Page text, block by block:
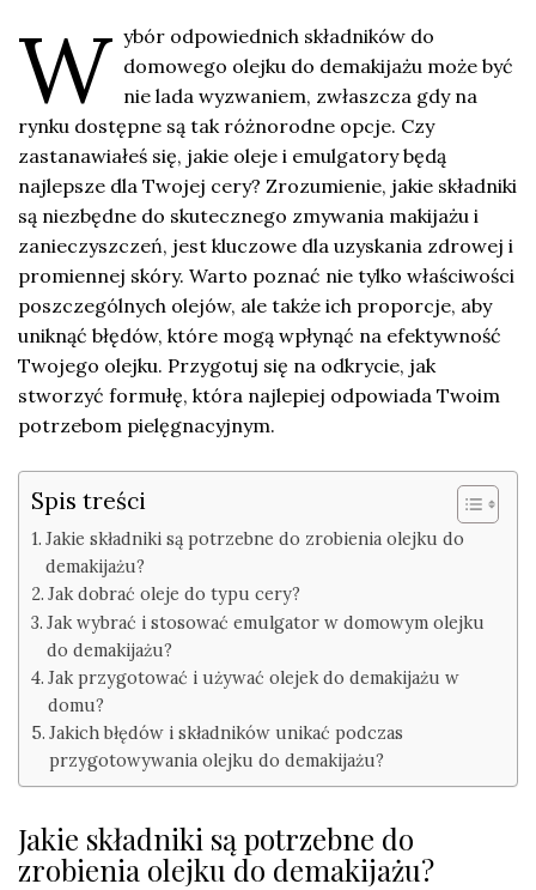
W ybór odpowiednich składników do
domowego olejku do demakijażu może być
nie lada wyzwaniem, zwłaszcza gdy na
rynku dostępne są tak różnorodne opcje. Czy
zastanawiałeś się, jakie oleje i emulgatory będą
najlepsze dla Twojej cery? Zrozumienie, jakie składniki
są niezbędne do skutecznego zmywania makijażu i
zanieczyszczeń, jest kluczowe dla uzyskania zdrowej i
promiennej skóry. Warto poznać nie tylko właściwości
poszczególnych olejów, ale także ich proporcje, aby
uniknąć błędów, które mogą wpłynąć na efektywność
Twojego olejku. Przygotuj się na odkrycie, jak
stworzyć formułę, która najlepiej odpowiada Twoim
potrzebom pielęgnacyjnym.
Spis treści
Jakie składniki są potrzebne do zrobienia olejku do
demakijażu?
Jak dobrać oleje do typu cery?
Jak wybrać i stosować emulgator w domowym olejku
do demakijażu?
Jak przygotować i używać olejek do demakijażu w
domu?
Jakich błędów i składników unikać podczas
przygotowywania olejku do demakijażu?
Jakie składniki są potrzebne do
zrobienia olejku do demakijażu?